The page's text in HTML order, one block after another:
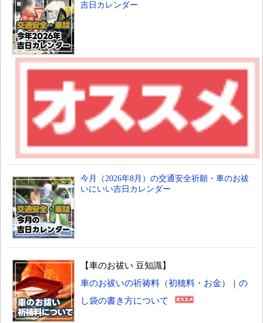
吉日カレンダー
今月（2026年8月）の交通安全祈願・車のお祓
いにいい吉日カレンダー
【車のお祓い 豆知識】
車のお祓いの祈祷料（初穂料・お金）｜の
し袋の書き方について